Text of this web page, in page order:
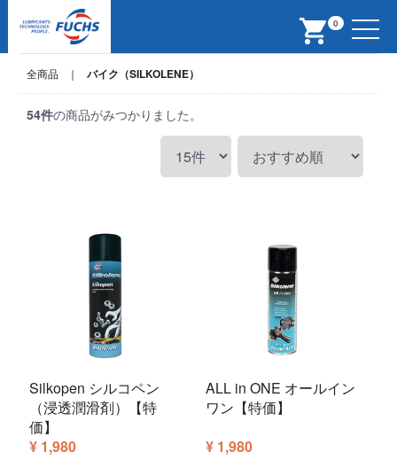
0 Menu
全商品 バイク（SILKOLENE）
54件の商品がみつかりました。
Silkopen シルコペン
（浸透潤滑剤）【特
価】
¥ 1,980
ALL in ONE オールイン
ワン【特価】
¥ 1,980